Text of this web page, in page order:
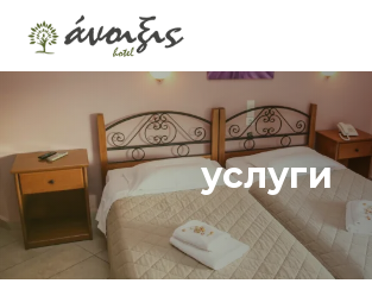
primary
main
footer
ANIXIS
HOTEL
услуги